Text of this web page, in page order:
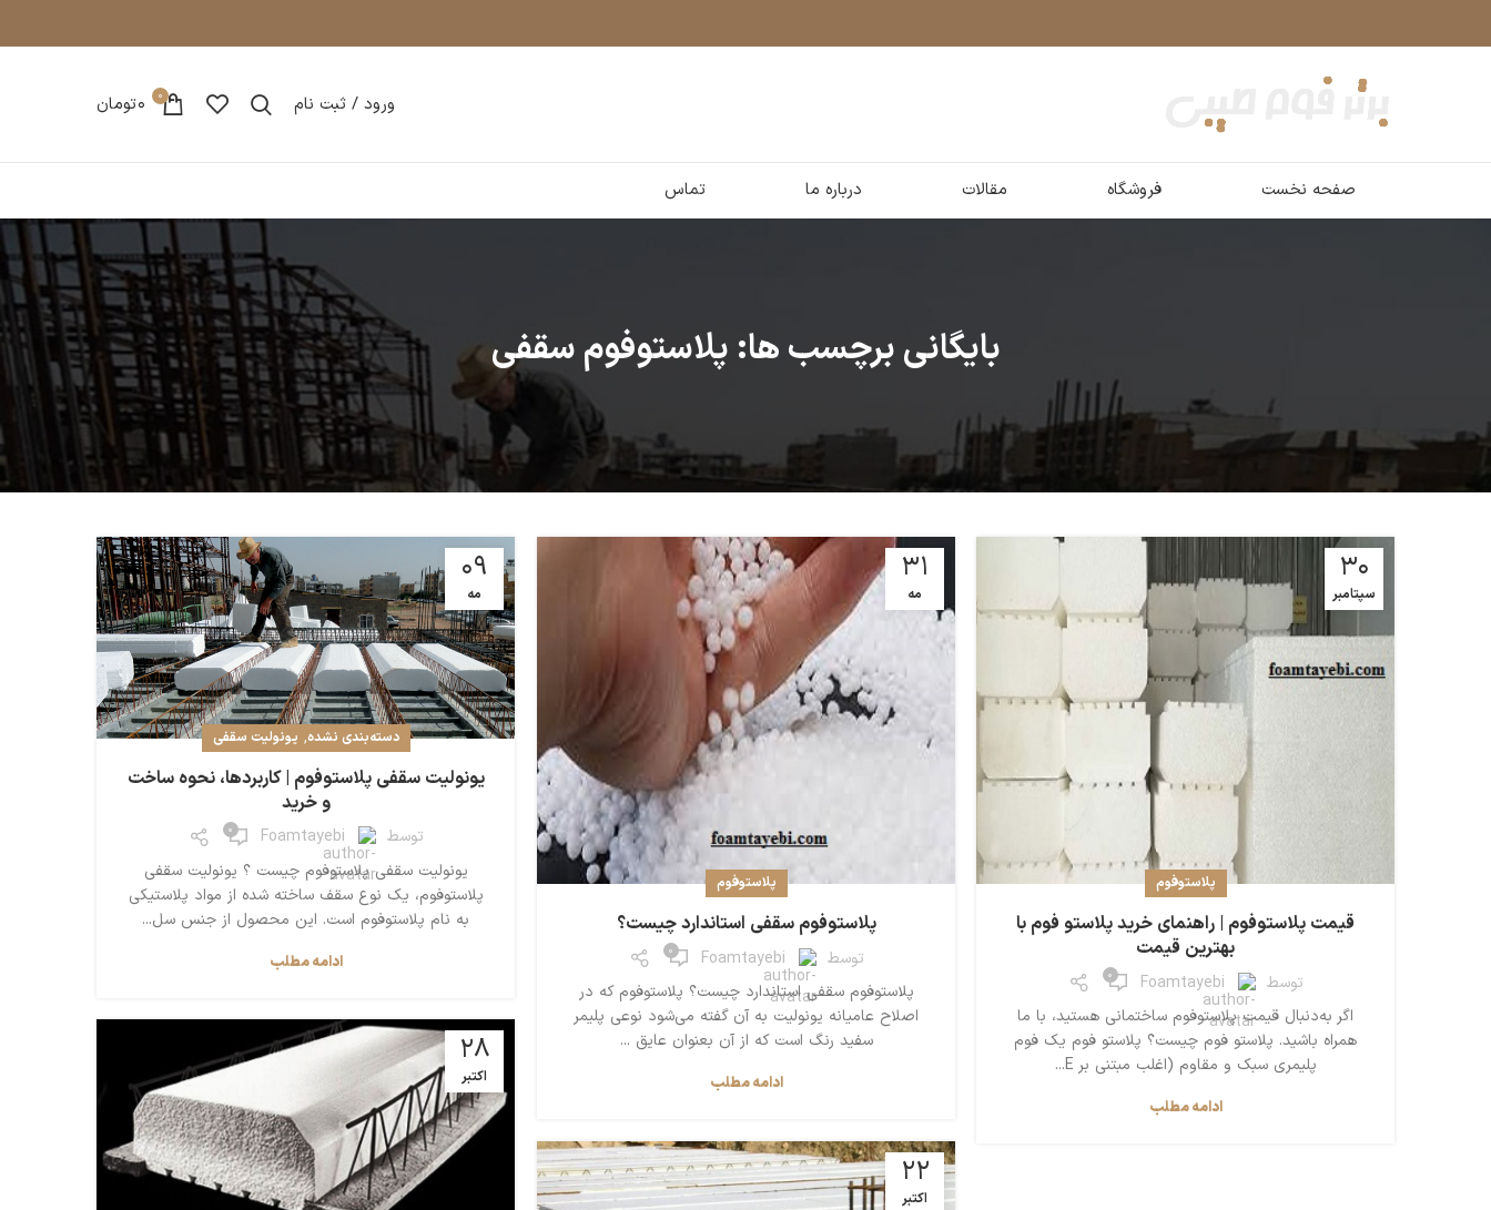
ورود / ثبت نام 0
0تومان
صفحه نخست فروشگاه مقالات درباره ما تماس
بایگانی برچسب ها: پلاستوفوم سقفی
30
سپتامبر
پلاستوفوم
قیمت پلاستوفوم | راهنمای خرید پلاستو فوم با
بهترین قیمت
توسط Foamtayebi
0
اگر به‌دنبال قیمت پلاستوفوم ساختمانی هستید، با ما
همراه باشید. پلاستو فوم چیست؟ پلاستو فوم یک فوم
پلیمری سبک و مقاوم (اغلب مبتنی بر E...
ادامه مطلب
31
مه
پلاستوفوم
پلاستوفوم سقفی استاندارد چیست؟
توسط Foamtayebi
0
پلاستوفوم سقفی استاندارد چیست؟ پلاستوفوم که در
اصلاح عامیانه یونولیت به آن گفته می‌شود نوعی پلیمر
سفید رنگ است که از آن بعنوان عایق ...
ادامه مطلب
09
مه
دسته‌بندی نشده, یونولیت سقفی
یونولیت سقفی پلاستوفوم | کاربردها، نحوه ساخت
و خرید
توسط Foamtayebi
0
یونولیت سقفی پلاستوفوم‌ چیست ؟ یونولیت سقفی
پلاستوفوم، یک نوع سقف ساخته شده از مواد پلاستیکی
به نام پلاستوفوم است. این محصول از جنس سل...
ادامه مطلب
28
اکتبر
22
اکتبر